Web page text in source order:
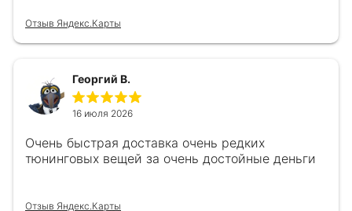
Отзыв Яндекс.Карты
Георгий В.
16 июля 2026
Очень быстрая доставка очень редких
тюнинговых вещей за очень достойные деньги
Отзыв Яндекс.Карты